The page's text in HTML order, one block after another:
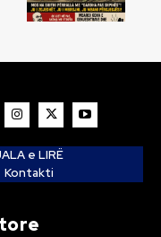
e LIRË
Kontakti